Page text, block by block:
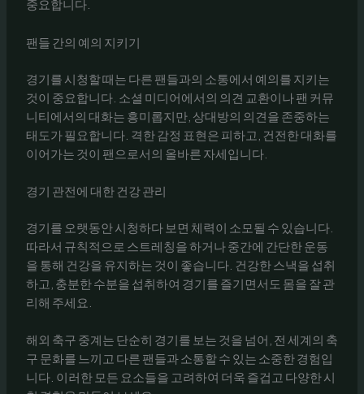
중요합니다.
팬들 간의 예의 지키기
경기를 시청할 때는 다른 팬들과의 소통에서 예의를 지키는
것이 중요합니다. 소셜 미디어에서의 의견 교환이나 팬 커뮤
니티에서의 대화는 흥미롭지만, 상대방의 의견을 존중하는
태도가 필요합니다. 격한 감정 표현은 피하고, 건전한 대화를
이어가는 것이 팬으로서의 올바른 자세입니다.
경기 관전에 대한 건강 관리
경기를 오랫동안 시청하다 보면 체력이 소모될 수 있습니다.
따라서 규칙적으로 스트레칭을 하거나 중간에 간단한 운동
을 통해 건강을 유지하는 것이 좋습니다. 건강한 스낵을 섭취
하고, 충분한 수분을 섭취하여 경기를 즐기면서도 몸을 잘 관
리해 주세요.
해외 축구 중계는 단순히 경기를 보는 것을 넘어, 전 세계의 축
구 문화를 느끼고 다른 팬들과 소통할 수 있는 소중한 경험입
니다. 이러한 모든 요소들을 고려하여 더욱 즐겁고 다양한 시